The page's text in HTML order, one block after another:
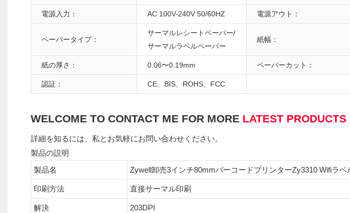
電源入力： AC 100V-240V 50/60HZ 電源アウト：
ペーパータイプ：
サーマルレシートペーパー/
サーマルラベルペーパー
紙幅：
紙の厚さ： 0.06〜0.19mm ペーパーカット：
認証： CE、BIS、ROHS、FCC
WELCOME TO CONTACT ME FOR MORE LATEST PRODUCTS
詳細を知るには、私とお気軽にお問い合わせください。
製品の説明
製品名
Zywell卸売3インチ80mmバーコードプリンターZy3310 Wifiラ
印刷方法 直接サーマル印刷
解決 203DPI